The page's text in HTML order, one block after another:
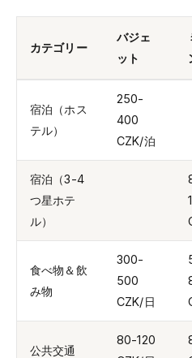
カテゴリー
バジェ
ット
宿泊（ホス
テル）
250-
400
CZK/泊
宿泊（3-4
つ星ホテ
ル）
食べ物＆飲
み物
300-
500
CZK/日
公共交通
80-120